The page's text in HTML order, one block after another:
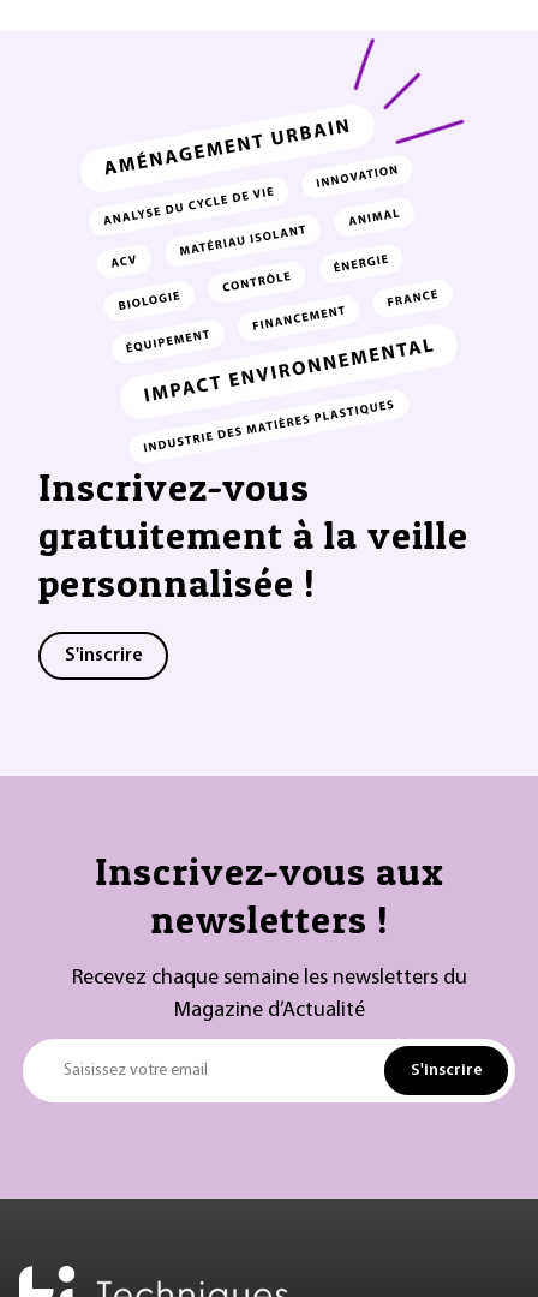
Inscrivez-vous
gratuitement à la veille
personnalisée !
S'inscrire
Inscrivez-vous aux
newsletters !
Recevez chaque semaine les newsletters du
Magazine d’Actualité
Saisissez votre email S'inscrire